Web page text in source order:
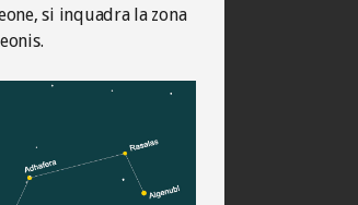
si inquadra la zona